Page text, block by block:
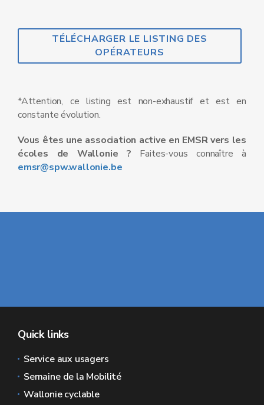
TÉLÉCHARGER LE LISTING DES
OPÉRATEURS
*Attention, ce listing est non-exhaustif et est en
constante évolution.
Vous êtes une association active en EMSR vers les
écoles de Wallonie ? Faites-vous connaître à
emsr@spw.wallonie.be
Quick links
Service aux usagers
Semaine de la Mobilité
Wallonie cyclable